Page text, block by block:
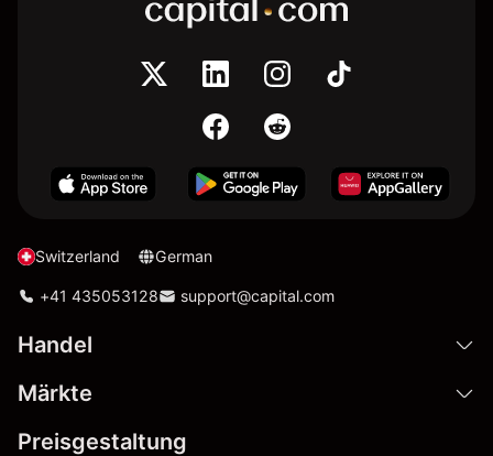
Switzerland German
+41 435053128 support@capital.com
Handel
Märkte
Preisgestaltung